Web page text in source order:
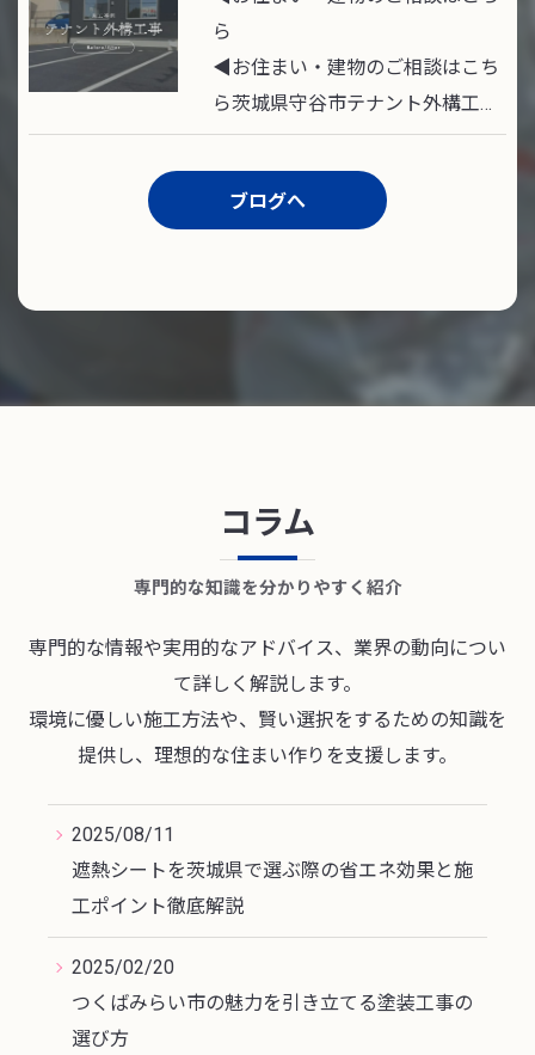
ら
◀︎お住まい・建物のご相談はこち
ら茨城県守谷市テナント外構工…
ブログへ
専門的な知識を分かりやすく紹介
コラム
専門的な情報や実用的なアドバイス、業界の動向につい
て詳しく解説します。
環境に優しい施工方法や、賢い選択をするための知識を
提供し、理想的な住まい作りを支援します。
2025/08/11
遮熱シートを茨城県で選ぶ際の省エネ効果と施
工ポイント徹底解説
2025/02/20
つくばみらい市の魅力を引き立てる塗装工事の
選び方